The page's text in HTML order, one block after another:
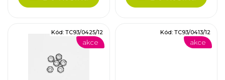
akce
Kód: TC93/0425/12
akce
Kód: TC93/0413/12